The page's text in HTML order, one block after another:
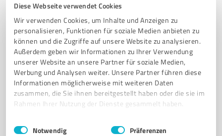
Diese Webseite verwendet Cookies
Wir verwenden Cookies, um Inhalte und Anzeigen zu
personalisieren, Funktionen für soziale Medien anbieten zu
können und die Zugriffe auf unsere Website zu analysieren.
Außerdem geben wir Informationen zu Ihrer Verwendung
unserer Website an unsere Partner für soziale Medien,
Werbung und Analysen weiter. Unsere Partner führen diese
Informationen möglicherweise mit weiteren Daten
zusammen, die Sie ihnen bereitgestellt haben oder die sie im
Rahmen Ihrer Nutzung der Dienste gesammelt haben.
Impressum Datenschutzbestimmungen
Einwilligungsauswahl
Notwendig Präferenzen
Sie möchten auch hier gelistet werden?
Registrieren Sie sich jetzt und werden Sie ein von